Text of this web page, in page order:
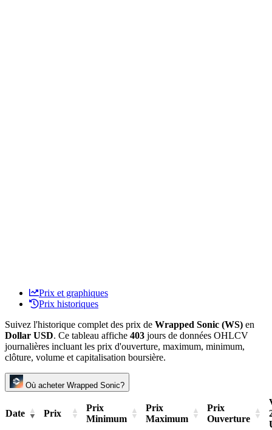
Prix et graphiques
Prix historiques
Suivez l'historique complet des prix de Wrapped Sonic (WS) en
Dollar USD. Ce tableau affiche 403 jours de données OHLCV
journalières incluant les prix d'ouverture, maximum, minimum,
clôture, volume et capitalisation boursière.
Où acheter Wrapped Sonic?
Date Prix
Prix
Minimum
Prix
Maximum
Prix
Ouverture